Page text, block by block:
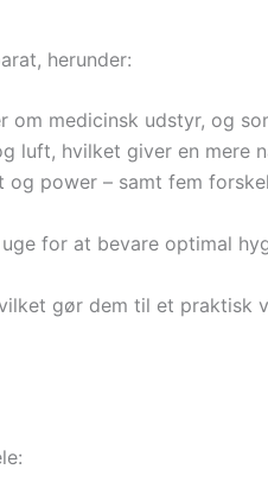
herunder:
om medicinsk udstyr, og
luft, hvilket giver en mere
power – samt fem
for at bevare optimal
gør dem til et praktisk